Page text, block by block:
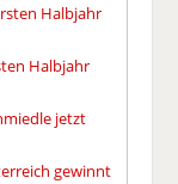
Halbjahr
Halbjahr
jetzt
gewinnt